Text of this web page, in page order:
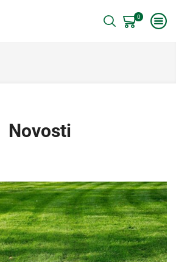
0
Novosti